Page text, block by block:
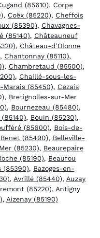
(85610), Corpe
, Coëx (85220), Cheffois
(85390), Chavagnes-
(85140), Châteauneuf
, Château-d’Olonne
, Chantonnay (85110),
, Chambretaud (85500),
, Chaillé-sous-les-
Marais (85450), Cezais
, Bretignolles-sur-Mer
, Bournezeau (85480),
, Bouin (85230),
(85600), Bois-de-
Benet (85490), Belleville-
(85230), Beaurepaire
(85190), Beaufou
(85390), Bazoges-en-
, Avrillé (85440), Auzay
(85220), Antigny
, Aizenay (85190)